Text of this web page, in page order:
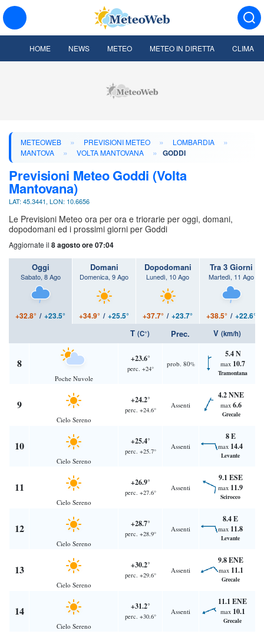
HOME NEWS METEO METEO IN DIRETTA CLIMA
METEOWEB » PREVISIONI METEO » LOMBARDIA »
MANTOVA » VOLTA MANTOVANA » GODDI
Previsioni Meteo Goddi (Volta
Mantovana)
LAT: 45.3441, LON: 10.6656
Le Previsioni Meteo ora per ora e triorarie per oggi, domani,
dopodomani ed i prossimi giorni per Goddi
Aggiornate il 8 agosto ore 07:04
Oggi
Sabato, 8 Ago
+32.8° / +23.5°
Domani
Domenica, 9 Ago
+34.9° / +25.5°
Dopodomani
Lunedì, 10 Ago
+37.7° / +23.7°
Tra 3 Giorni
Martedì, 11 Ago
+38.5° / +22.6°
T (C°) Prec. V (km/h)
8
Poche Nuvole
+23.6°
perc. +24°
prob. 80%
5.4 N
max 10.7
Tramontana
9
Cielo Sereno
+24.2°
perc. +24.6°
Assenti
4.2 NNE
max 6.6
Grecale
10
Cielo Sereno
+25.4°
perc. +25.7°
Assenti
8 E
max 14.4
Levante
11
Cielo Sereno
+26.9°
perc. +27.6°
Assenti
9.1 ESE
max 11.9
Scirocco
12
Cielo Sereno
+28.7°
perc. +28.9°
Assenti
8.4 E
max 11.8
Levante
13
Cielo Sereno
+30.2°
perc. +29.6°
Assenti
9.8 ENE
max 11.1
Grecale
14
Cielo Sereno
+31.2°
perc. +30.6°
Assenti
11.1 ENE
max 10.1
Grecale